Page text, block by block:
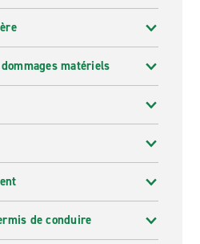
matériels
de conduire